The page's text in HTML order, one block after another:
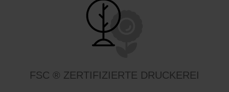
FSC ® ZERTIFIZIERTE DRUCKEREI